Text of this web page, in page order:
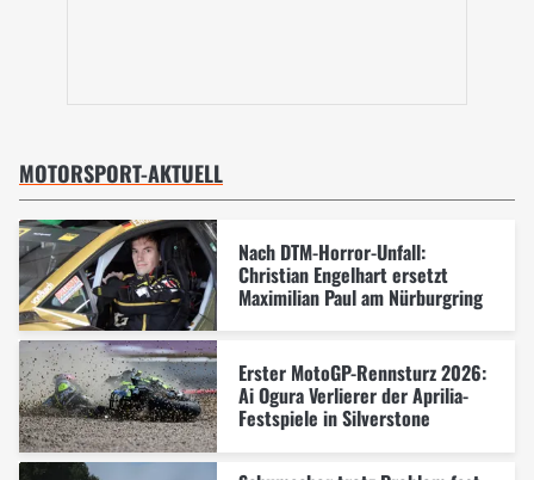
MOTORSPORT-AKTUELL
Nach DTM-Horror-Unfall:
Christian Engelhart ersetzt
Maximilian Paul am Nürburgring
Erster MotoGP-Rennsturz 2026:
Ai Ogura Verlierer der Aprilia-
Festspiele in Silverstone